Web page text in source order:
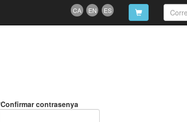
CA EN ES
Confirmar contrasenya